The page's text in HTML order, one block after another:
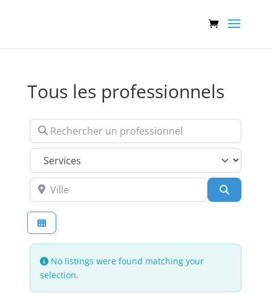
Tous les professionnels
Rechercher un professionnel
Services
Ville
No listings were found matching your
selection.